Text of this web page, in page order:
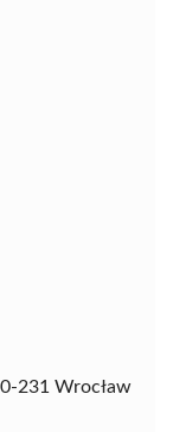
231 Wrocław